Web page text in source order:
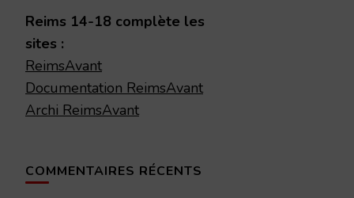
Reims 14-18 complète les
sites :
ReimsAvant
Documentation ReimsAvant
Archi ReimsAvant
COMMENTAIRES RÉCENTS